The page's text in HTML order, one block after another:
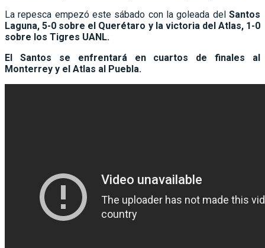
La repesca empezó este sábado con la goleada del Santos
Laguna, 5-0 sobre el Querétaro y la victoria del Atlas, 1-0
sobre los Tigres UANL.
El Santos se enfrentará en cuartos de finales al
Monterrey y el Atlas al Puebla.